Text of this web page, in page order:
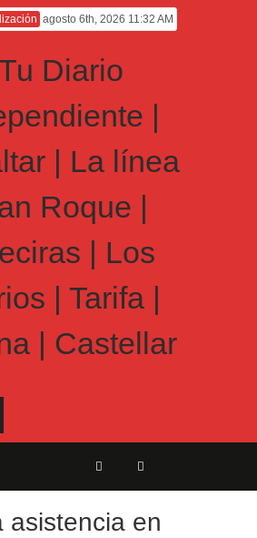
agosto 6th, 2026 11:32 AM
este miércoles en San Roque
(31 °C o más) Del domingo 9
11 de agosto, todo el día
asistencia en